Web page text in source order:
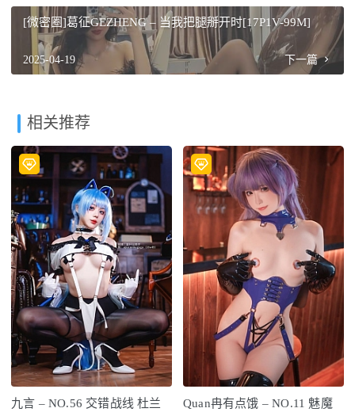
[微密圈]葛征GEZHENG – 当我把腿掰开时[17P1V-99M]
2025-04-19 下一篇
相关推荐
九言 – NO.56 交错战线 杜兰
Quan冉有点饿 – NO.11 魅魔